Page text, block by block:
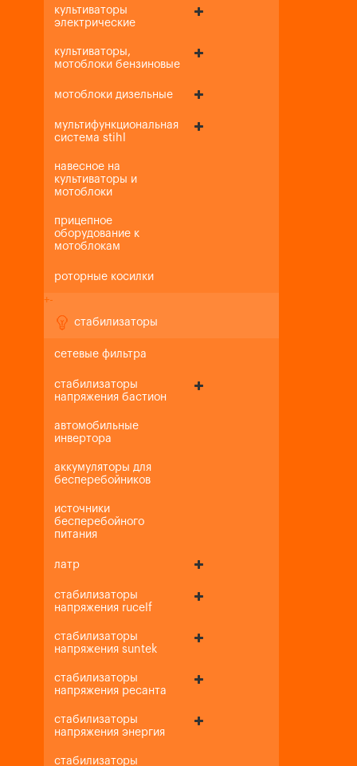
культиваторы
электрические
культиваторы,
мотоблоки бензиновые
мотоблоки дизельные
мультифункциональная
система stihl
навесное на
культиваторы и
мотоблоки
прицепное
оборудование к
мотоблокам
роторные косилки
+-
стабилизаторы
сетевые фильтра
стабилизаторы
напряжения бастион
автомобильные
инвертора
аккумуляторы для
бесперебойников
источники
бесперебойного
питания
латр
стабилизаторы
напряжения rucelf
стабилизаторы
напряжения suntek
стабилизаторы
напряжения ресанта
стабилизаторы
напряжения энергия
стабилизаторы